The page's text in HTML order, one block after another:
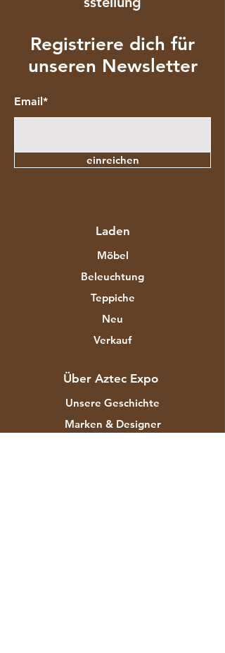
Registriere dich für
unseren Newsletter
Email*
einreichen
Laden
Möbel
Beleuchtung
Teppiche
Neu
Verkauf
Über Aztec Expo
Unsere Geschichte
Marken & Designer